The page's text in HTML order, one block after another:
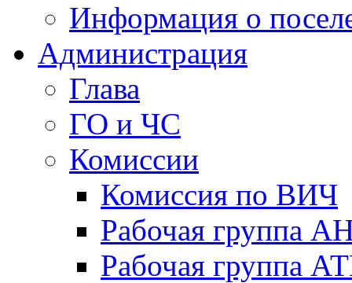
Информация о
Администрация
Глава
ГО и ЧС
Комиссии
Комиссия по ВИЧ
Рабочая группа
Рабочая группа